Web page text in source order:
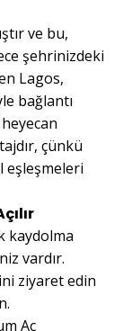
ve bu,
şehrinizdeki
Lagos,
bağlantı
çünkü
eşleşmeleri
kaydolma
vardır.
ziyaret edin
Aç